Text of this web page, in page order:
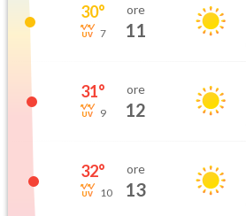
30°
7
ore
11
31°
9
ore
12
32°
10
ore
13